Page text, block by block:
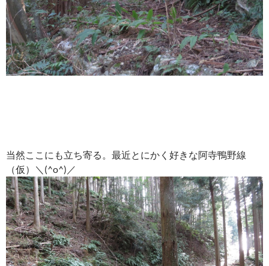
当然ここにも立ち寄る。最近とにかく好きな阿寺鴨野線
（仮）＼(^o^)／